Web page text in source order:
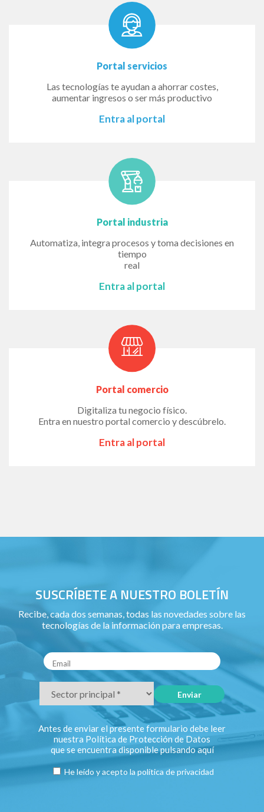
Portal servicios
Las tecnologías te ayudan a ahorrar costes,
aumentar ingresos o ser más productivo
Entra al portal
Portal industria
Automatiza, integra procesos y toma decisiones en
tiempo
real
Entra al portal
Portal comercio
Digitaliza tu negocio físico.
Entra en nuestro portal comercio y descúbrelo.
Entra al portal
SUSCRÍBETE A NUESTRO BOLETÍN
Recibe, cada dos semanas, todas las novedades sobre las
tecnologías de la información para empresas.
Antes de enviar el presente formulario debe leer
nuestra Política de Protección de Datos
que se encuentra disponible pulsandoaquí
He leído y acepto la política de privacidad